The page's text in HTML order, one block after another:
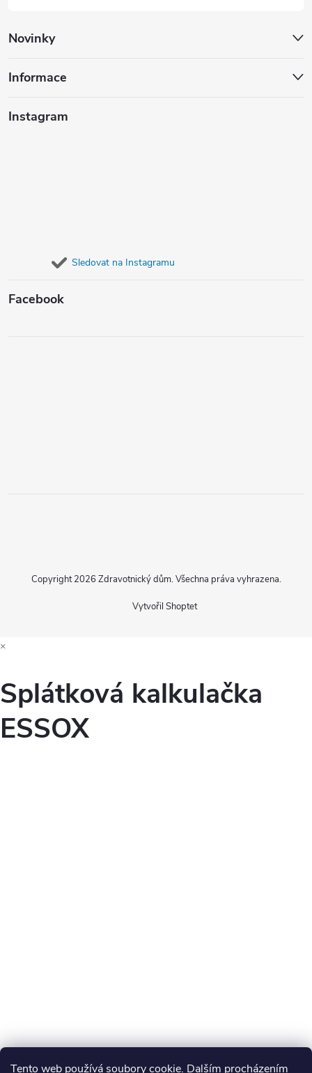
Tento web používá soubory cookie. Dalším procházením
Novinky
Informace
Instagram
Sledovat na Instagramu
Facebook
Vytvořil Shoptet
Copyright 2026 Zdravotnický dům. Všechna práva vyhrazena.
×
Splátková kalkulačka
ESSOX